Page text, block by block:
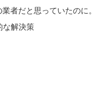
者だと思っていたのに。
な解決策